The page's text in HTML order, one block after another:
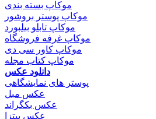
موکاپ بسته بندی
موکاپ پوستر بروشور
موکاپ تابلو بیلبورد
موکاپ غرفه فروشگاه
موکاپ کاور سی دی
موکاپ کتاب مجله
دانلود عکس
پوستر های نمایشگاهی
عکس مبل
عکس بکگراند
عکس پیتزا